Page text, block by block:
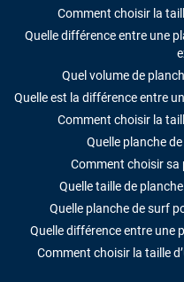
Comment choisir la
Quelle différence entre une
Quel volume de
Quelle est la différence entre
Comment choisir la
Quelle planche
Comment choisir sa
Quelle taille de
Quelle planche de surf
Quelle différence entre une
Comment choisir la taille